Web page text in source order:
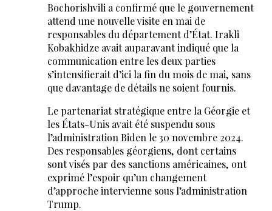
Bochorishvili a confirmé que le gouvernement
attend une nouvelle visite en mai de
responsables du département d’État. Irakli
Kobakhidze avait auparavant indiqué que la
communication entre les deux parties
s’intensifierait d’ici la fin du mois de mai, sans
que davantage de détails ne soient fournis.
Le partenariat stratégique entre la Géorgie et
les États-Unis avait été suspendu sous
l’administration Biden le 30 novembre 2024.
Des responsables géorgiens, dont certains
sont visés par des sanctions américaines, ont
exprimé l’espoir qu’un changement
d’approche intervienne sous l’administration
Trump.